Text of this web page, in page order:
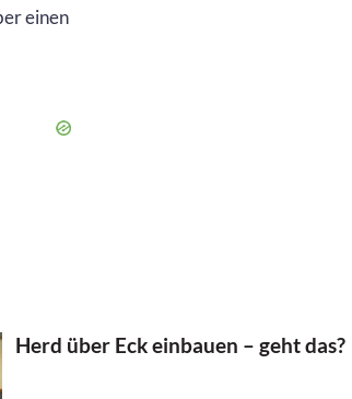
einen
Herd über Eck einbauen – geht das?